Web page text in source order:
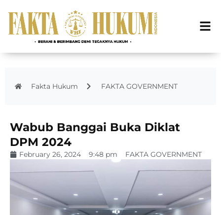
Fakta Hukum FAKTA GOVERNMENT
Wabub Banggai Buka Diklat
DPM 2024
February 26, 2024 9:48 pm FAKTA GOVERNMENT